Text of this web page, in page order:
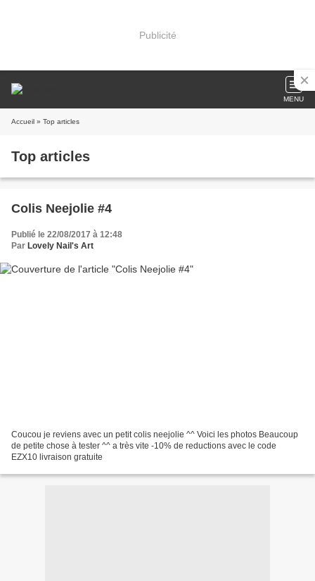
Publicité
MENU
Accueil » Top articles
Top articles
Colis Neejolie #4
Publié le 22/08/2017 à 12:48
Par Lovely Nail's Art
Coucou je reviens avec un petit colis neejolie ^^ Voici les photos Beaucoup
de petite chose à tester ^^ a très vite -10% de reductions avec le code
EZX10 livraison gratuite